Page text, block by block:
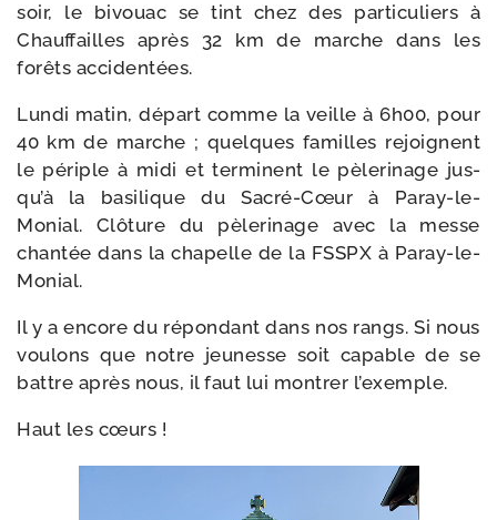
soir, le bivouac se tint chez des par­ti­cu­liers à
Chauffailles après 32 km de marche dans les
forêts accidentées.
Lundi matin, départ comme la veille à 6h00, pour
40 km de marche ; quelques familles rejoignent
le périple à midi et ter­minent le pèle­ri­nage jus­
qu’à la basi­lique du Sacré-​Cœur à Paray-​le-​
Monial. Clôture du pèle­ri­nage avec la messe
chan­tée dans la cha­pelle de la FSSPX à Paray-le-
Monial.
Il y a encore du répon­dant dans nos rangs. Si nous
vou­lons que notre jeu­nesse soit capable de se
battre après nous, il faut lui mon­trer l’exemple.
Haut les cœurs !